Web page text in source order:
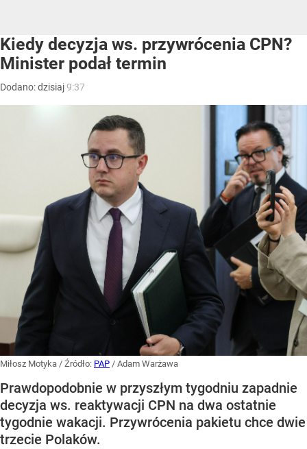
Kiedy decyzja ws. przywrócenia CPN?
Minister podał termin
Dodano:dzisiaj9:37
Miłosz Motyka / Źródło: PAP / Adam Warżawa
Prawdopodobnie w przyszłym tygodniu zapadnie
decyzja ws. reaktywacji CPN na dwa ostatnie
tygodnie wakacji. Przywrócenia pakietu chce dwie
trzecie Polaków.